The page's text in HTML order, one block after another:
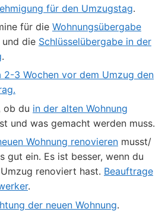
für den Umzugstag.
für die Wohnungsübergabe
die Schlüsselübergabe in der
.
2-3 Wochen vor dem Umzug den
ob du in der alten Wohnung
und was gemacht werden muss.
Wohnung renovieren musst/
gut ein. Es ist besser, wenn du
renoviert hast. Beauftrage
.
der neuen Wohnung.